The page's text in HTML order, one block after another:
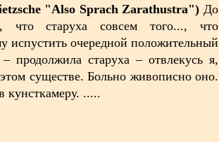
"Also Sprach Zarathustra") До
что старуха совсем того..., что
испустить очередной положительный
продолжила старуха – отвлекусь я,
существе. Больно живописно оно.
кунсткамеру. .....